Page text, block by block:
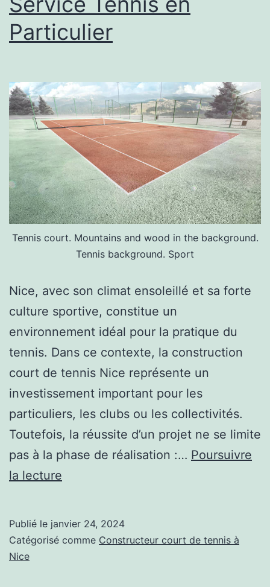
tennis
pour
les
hôtels
à
Nice
dans
les
Alpes-
?
Particulier
Tennis court. Mountains and wood in the background.
Tennis background. Sport
Nice, avec son climat ensoleillé et sa forte
culture sportive, constitue un
environnement idéal pour la pratique du
tennis. Dans ce contexte, la construction
court de tennis Nice représente un
investissement important pour les
particuliers, les clubs ou les collectivités.
Toutefois, la réussite d’un projet ne se limite
pas à la phase de réalisation :… Poursuivre
la lecture
de
Publié le janvier 24, 2024
Catégorisé comme Constructeur court de tennis à
Nice